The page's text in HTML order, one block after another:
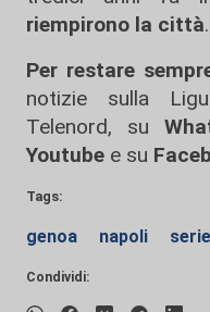
riempirono la città.
Per restare
notizie sulla
Telenord, su
Youtube e su
Tags:
genoa napoli
Condividi: